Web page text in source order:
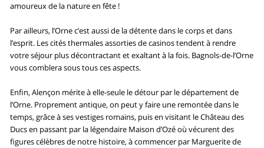
amoureux de la nature en fête !
Par ailleurs, l’Orne c’est aussi de la détente dans le corps et dans
l’esprit. Les cités thermales assorties de casinos tendent à rendre
votre séjour plus décontractant et exaltant à la fois. Bagnols-de-l’Orne
vous comblera sous tous ces aspects.
Enfin, Alençon mérite à elle-seule le détour par le département de
l’Orne. Proprement antique, on peut y faire une remontée dans le
temps, grâce à ses vestiges romains, puis en visitant le Château des
Ducs en passant par la légendaire Maison d’Ozé où vécurent des
figures célèbres de notre histoire, à commencer par Marguerite de